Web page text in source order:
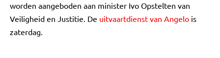
worden aangeboden aan minister Ivo Opstelten van
Veiligheid en Justitie. De uitvaartdienst van Angelo is
zaterdag.